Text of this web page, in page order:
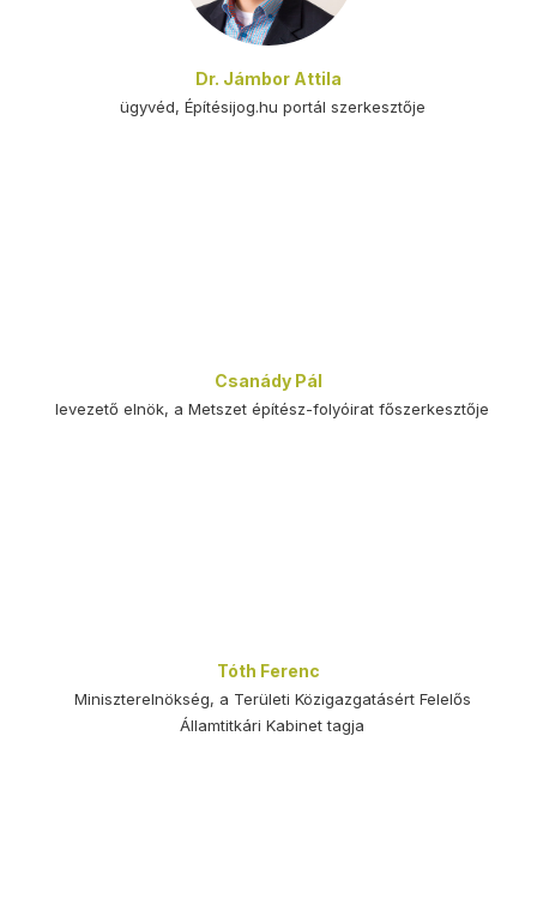
Dr. Jámbor Attila
ügyvéd, Építésijog.hu portál szerkesztője
Csanády Pál
levezető elnök, a Metszet építész-folyóirat főszerkesztője
Tóth Ferenc
Miniszterelnökség, a Területi Közigazgatásért Felelős
Államtitkári Kabinet tagja